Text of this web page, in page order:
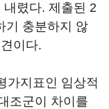
렸다. 제출된 2
기 충분하지 않
이다.
가지표인 임상적
조군이 차이를